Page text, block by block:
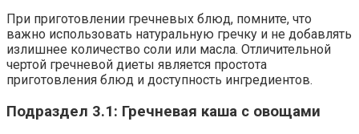
При приготовлении гречневых блюд, помните, что
важно использовать натуральную гречку и не добавлять
излишнее количество соли или масла. Отличительной
чертой гречневой диеты является простота
приготовления блюд и доступность ингредиентов.
Подраздел 3.1: Гречневая каша с овощами